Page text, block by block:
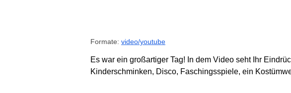
Formate: video/youtube
Es war ein großartiger Tag! In dem Video seht Ihr
Kinderschminken, Disco, Faschingsspiele, ein